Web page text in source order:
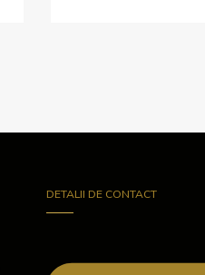
DETALII DE CONTACT